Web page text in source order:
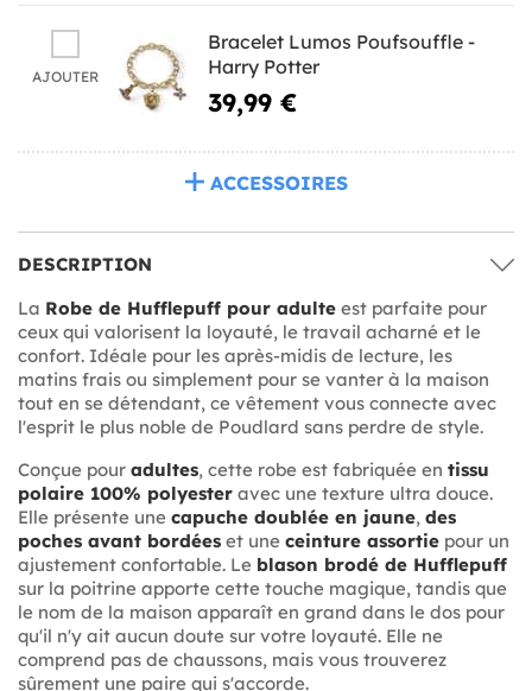
AJOUTER
Bracelet Lumos Poufsouffle -
Harry Potter
39,99 €
ACCESSOIRES
DESCRIPTION
La Robe de Hufflepuff pour adulte est parfaite pour
ceux qui valorisent la loyauté, le travail acharné et le
confort. Idéale pour les après-midis de lecture, les
matins frais ou simplement pour se vanter à la maison
tout en se détendant, ce vêtement vous connecte avec
l'esprit le plus noble de Poudlard sans perdre de style.
Conçue pour adultes, cette robe est fabriquée en tissu
polaire 100% polyester avec une texture ultra douce.
Elle présente une capuche doublée en jaune, des
poches avant bordées et une ceinture assortie pour un
ajustement confortable. Le blason brodé de Hufflepuff
sur la poitrine apporte cette touche magique, tandis que
le nom de la maison apparaît en grand dans le dos pour
qu'il n'y ait aucun doute sur votre loyauté. Elle ne
comprend pas de chaussons, mais vous trouverez
sûrement une paire qui s'accorde.